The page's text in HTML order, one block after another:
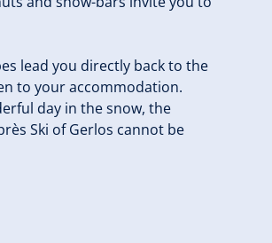
lead you directly back to the
to your accommodation.
day in the snow, the
Ski of Gerlos cannot be